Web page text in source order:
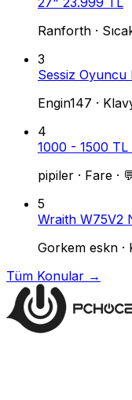
Ranforth ·
3
Sessiz Oyuncu
Engin147 ·
4
1000 - 1500
pipiler · Fare ·
5
Wraith W75V2
Gorkem eskn ·
Tüm Konular →